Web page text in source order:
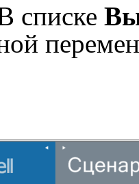
списке